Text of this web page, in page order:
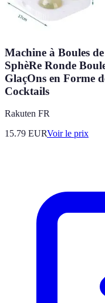
Machine à Boules
SphèRe Ronde
GlaçOns en Forme
Cocktails
Rakuten FR
15.79 EURVoir le prix